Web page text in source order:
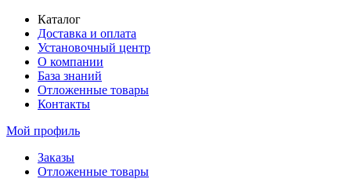
Каталог
Доставка и оплата
Установочный центр
О компании
База знаний
Отложенные товары
Контакты
Мой профиль
Заказы
Отложенные товары